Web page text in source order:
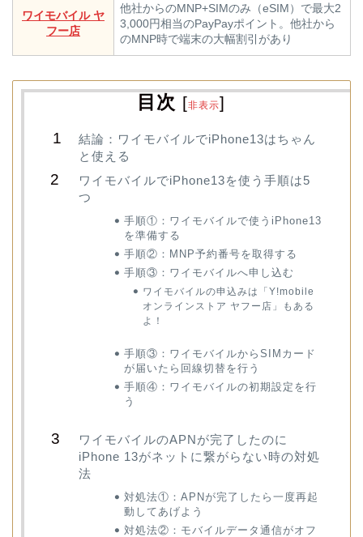
ワイモバイル ヤ
フー店
他社からのMNP+SIMのみ（eSIM）で最大2
3,000円相当のPayPayポイント。他社から
のMNP時で端末の大幅割引があり
目次 [非表示]
結論：ワイモバイルでiPhone13はちゃん
と使える
ワイモバイルでiPhone13を使う手順は5
つ
手順①：ワイモバイルで使うiPhone13
を準備する
手順②：MNP予約番号を取得する
手順③：ワイモバイルへ申し込む
ワイモバイルの申込みは「Y!mobile
オンラインストア ヤフー店」もある
よ！
手順③：ワイモバイルからSIMカード
が届いたら回線切替を行う
手順④：ワイモバイルの初期設定を行
う
ワイモバイルのAPNが完了したのに
iPhone 13がネットに繋がらない時の対処
法
対処法①：APNが完了したら一度再起
動してあげよう
対処法②：モバイルデータ通信がオフ